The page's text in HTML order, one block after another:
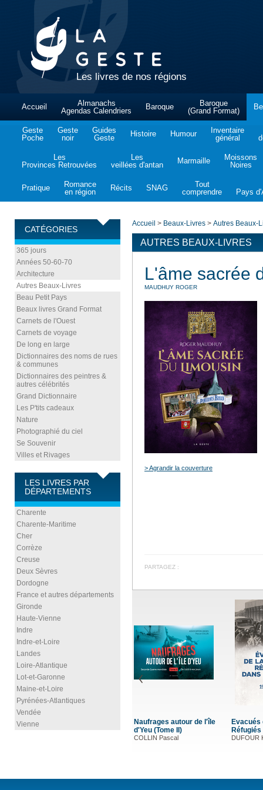
Les livres de nos régions
Accueil
Almanachs
Agendas Calendriers
Baroque
Baroque
(Grand Format)
Geste
Poche
Geste
noir
Guides
Geste
Histoire Humour
Inventaire
général
Les
Provinces Retrouvées
Les
veillées d'antan
Marmaille
Moissons
Noires
Pratique
Romance
en région
Récits SNAG
Tout
comprendre
Pays
CATÉGORIES
365 jours
Années 50-60-70
Architecture
Autres Beaux-Livres
Beau Petit Pays
Beaux livres Grand Format
Carnets de l'Ouest
Carnets de voyage
De long en large
Dictionnaires des noms de rues
& communes
Dictionnaires des peintres &
autres célébrités
Grand Dictionnaire
Les P'tits cadeaux
Nature
Photographié du ciel
Se Souvenir
Villes et Rivages
LES LIVRES PAR
DÉPARTEMENTS
Charente
Charente-Maritime
Cher
Corrèze
Creuse
Deux Sèvres
Dordogne
France et autres départements
Gironde
Haute-Vienne
Indre
Indre-et-Loire
Landes
Loire-Atlantique
Lot-et-Garonne
Maine-et-Loire
Pyrénées-Atlantiques
Vendée
Vienne
Accueil > Beaux-Livres > Autres Beaux-
AUTRES BEAUX-LIVRES
L'âme sacrée
MAUDHUY ROGER
> Agrandir la couverture
PARTAGEZ :
Naufrages autour de l'île
d'Yeu (Tome II)
COLLIN Pascal
Evacués
DUFOUR